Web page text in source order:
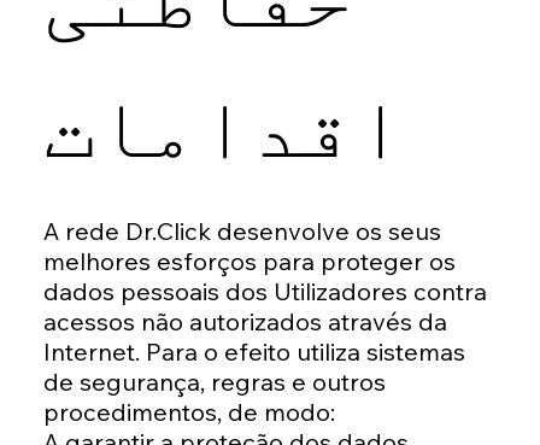
A rede Dr.Click desenvolve os seus
melhores esforços para proteger os
dados pessoais dos Utilizadores contra
acessos não autorizados através da
Internet. Para o efeito utiliza sistemas
de segurança, regras e outros
procedimentos, de modo:
اقدامات